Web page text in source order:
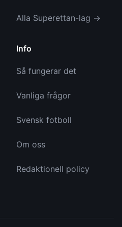
Alla Superettan-lag →
Info
Så fungerar det
Vanliga frågor
Svensk fotboll
Om oss
Redaktionell policy